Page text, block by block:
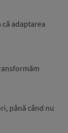
că adaptarea
până când nu